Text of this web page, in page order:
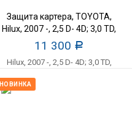
Защита картера, TOYOTA,
Hilux, 2007 -, 2,5 D- 4D; 3,0 TD,
АМг
11 300 Р
НОВИНКА